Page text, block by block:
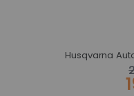
Husqvarna